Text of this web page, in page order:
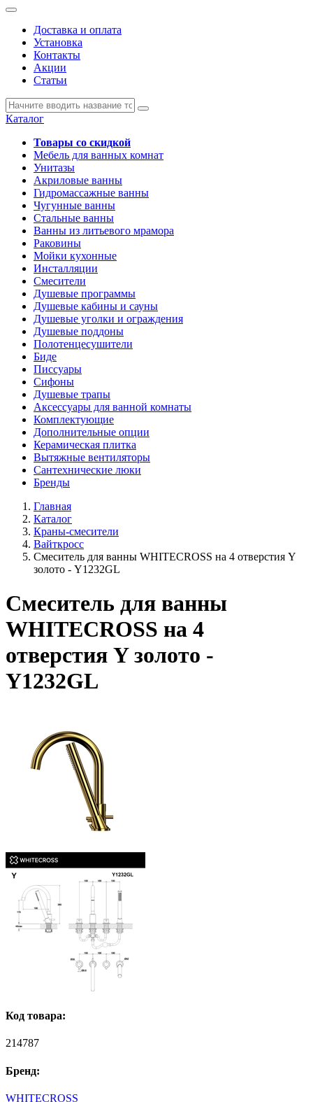
Доставка и оплата
Установка
Контакты
Акции
Статьи
Каталог
Товары со скидкой
Мебель для ванных комнат
Унитазы
Акриловые ванны
Гидромассажные ванны
Чугунные ванны
Стальные ванны
Ванны из литьевого мрамора
Раковины
Мойки кухонные
Инсталляции
Смесители
Душевые программы
Душевые кабины и сауны
Душевые уголки и ограждения
Душевые поддоны
Полотенцесушители
Биде
Писсуары
Сифоны
Душевые трапы
Аксессуары для ванной комнаты
Комплектующие
Дополнительные опции
Керамическая плитка
Вытяжные вентиляторы
Сантехнические люки
Бренды
Главная
Каталог
Краны-смесители
Вайткросс
Смеситель для ванны WHITECROSS на 4 отверстия Y
золото - Y1232GL
Смеситель для ванны
WHITECROSS на 4
отверстия Y золото -
Y1232GL
Код товара:
214787
Бренд:
WHITECROSS